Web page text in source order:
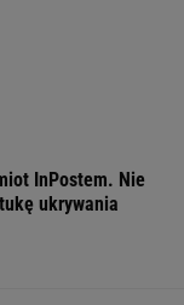
InPostem. Nie
ukrywania